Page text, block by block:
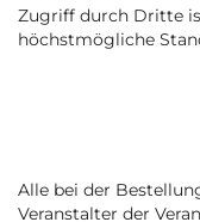
Zugriff durch Dritte
höchstmögliche
Alle bei der
Veranstalter der